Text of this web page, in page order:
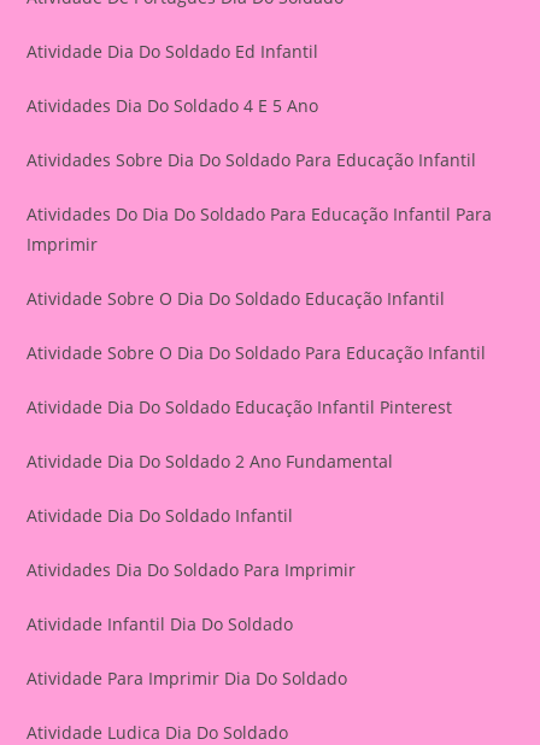
Atividade Dia Do Soldado Ed Infantil
Atividades Dia Do Soldado 4 E 5 Ano
Atividades Sobre Dia Do Soldado Para Educação Infantil
Atividades Do Dia Do Soldado Para Educação Infantil Para
Imprimir
Atividade Sobre O Dia Do Soldado Educação Infantil
Atividade Sobre O Dia Do Soldado Para Educação Infantil
Atividade Dia Do Soldado Educação Infantil Pinterest
Atividade Dia Do Soldado 2 Ano Fundamental
Atividade Dia Do Soldado Infantil
Atividades Dia Do Soldado Para Imprimir
Atividade Infantil Dia Do Soldado
Atividade Para Imprimir Dia Do Soldado
Atividade Ludica Dia Do Soldado